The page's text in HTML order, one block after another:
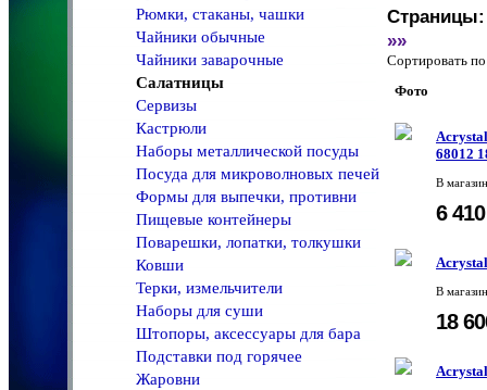
Рюмки, стаканы, чашки
Чайники обычные
Чайники заварочные
Салатницы
Сервизы
Кастрюли
Наборы металлической посуды
Посуда для микроволновых печей
Формы для выпечки, противни
Пищевые контейнеры
Поварешки, лопатки, толкушки
Ковши
Терки, измельчители
Наборы для суши
Штопоры, аксессуары для бара
Подставки под горячее
Жаровни
Страницы:
»»
Сортировать
Фото
68012
В
6
В
18